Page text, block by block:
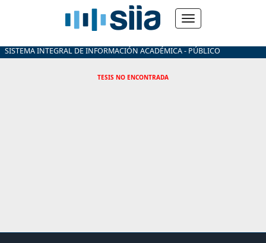
SISTEMA INTEGRAL DE INFORMACIÓN ACADÉMICA - PÚBLICO
TESIS NO ENCONTRADA